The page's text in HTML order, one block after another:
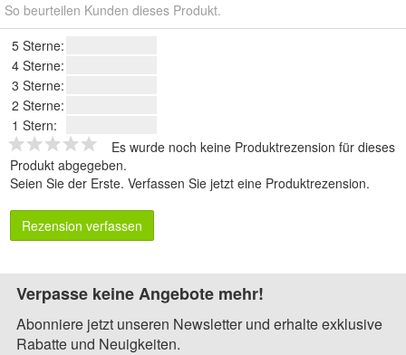
So beurteilen Kunden dieses Produkt.
5 Sterne:
4 Sterne:
3 Sterne:
2 Sterne:
1 Stern:
Es wurde noch keine Produktrezension für dieses
Produkt abgegeben.
Seien Sie der Erste. Verfassen Sie jetzt eine Produktrezension.
Rezension verfassen
Verpasse keine Angebote mehr!
Abonniere jetzt unseren Newsletter und erhalte exklusive
Rabatte und Neuigkeiten.